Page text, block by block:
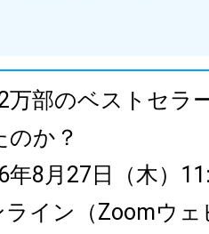
万部のベストセラ
か？
年8月27日（木）
ライン（Zoomウェ